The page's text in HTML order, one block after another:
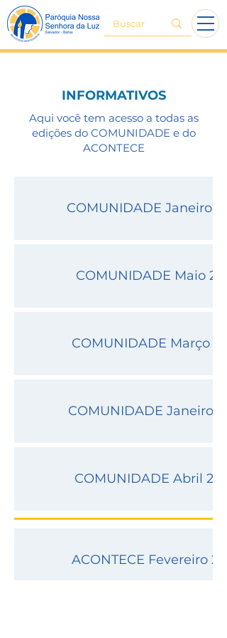
INFORMATIVOS
Aqui você tem acesso a todas as
edições do COMUNIDADE e do
ACONTECE
COMUNIDADE Janeiro
COMUNIDADE Maio
COMUNIDADE Março
COMUNIDADE Janeiro
COMUNIDADE Abril
ACONTECE Fevereiro